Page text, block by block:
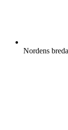
Nordens